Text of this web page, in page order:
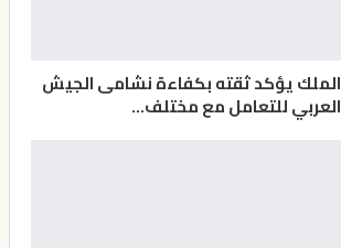
الملك يؤكد ثقته بكفاءة نشامى الجيش
العربي للتعامل مع مختلف…